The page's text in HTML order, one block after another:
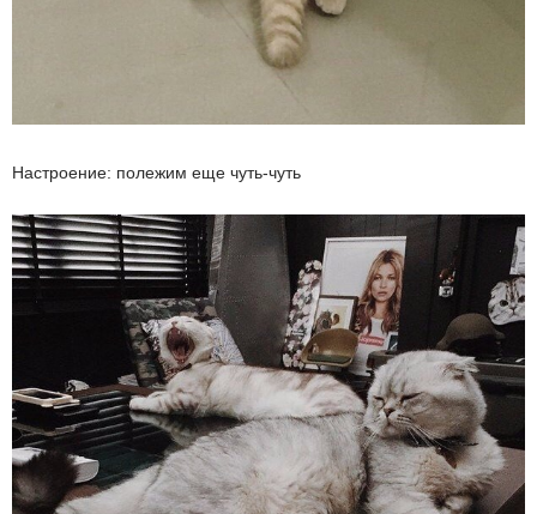
Настроение: полежим еще чуть-чуть